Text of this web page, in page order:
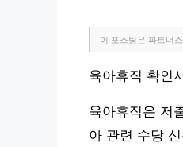
이 포스팅은 파트너
육아휴직 확인
육아휴직은 저
아 관련 수당